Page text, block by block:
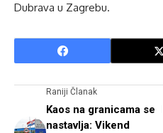
Dubrava u Zagrebu.
Raniji Članak
Kaos na granicama se
nastavlja: Vikend